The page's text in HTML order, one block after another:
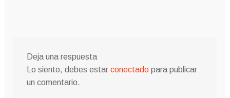
Deja una respuesta
Lo siento, debes estar conectadopara publicar
un comentario.